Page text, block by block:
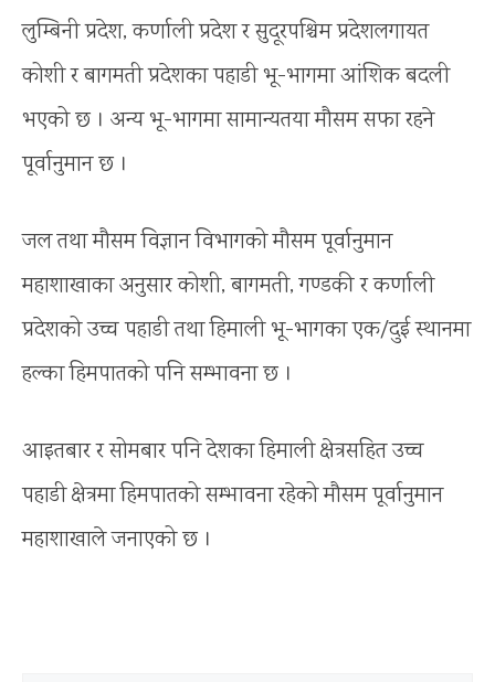
लुम्बिनी प्रदेश, कर्णाली प्रदेश र सुदूरपश्चिम प्रदेशलगायत
कोशी र बागमती प्रदेशका पहाडी भू-भागमा आंशिक बदली
भएको छ । अन्य भू-भागमा सामान्यतया मौसम सफा रहने
पूर्वानुमान छ ।
जल तथा मौसम विज्ञान विभागको मौसम पूर्वानुमान
महाशाखाका अनुसार कोशी, बागमती, गण्डकी र कर्णाली
प्रदेशको उच्च पहाडी तथा हिमाली भू-भागका एक/दुई स्थानमा
हल्का हिमपातको पनि सम्भावना छ ।
आइतबार र सोमबार पनि देशका हिमाली क्षेत्रसहित उच्च
पहाडी क्षेत्रमा हिमपातको सम्भावना रहेको मौसम पूर्वानुमान
महाशाखाले जनाएको छ ।